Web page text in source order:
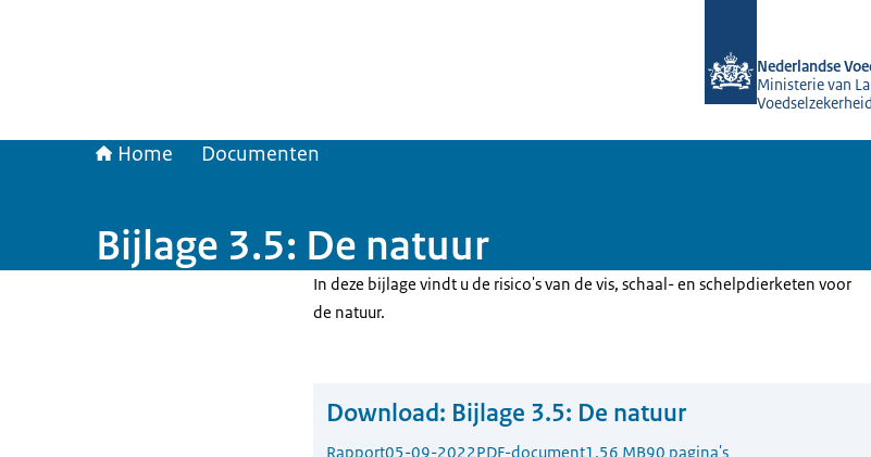
Nederlandse
Ministerie van
Home Documenten
Bijlage 3.5: De natuur
In deze bijlage vindt u de risico's van de vis, schaal- en schelpdierketen voor
de natuur.
Download: Bijlage 3.5: De natuur
Rapport05-09-2022PDF-document1.56 MB90 pagina's